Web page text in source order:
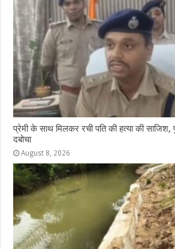
प्रेमी के साथ मिलकर रची पति की हत्या की
दबोचा
August 8, 2026